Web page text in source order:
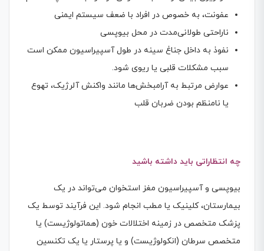
عفونت، به خصوص در افراد با ضعف سیستم ایمنی
ناراحتی طولانی‌مدت در محل بیوپسی
نفوذ به داخل جناغ سینه در طول آسپیراسیون ممکن است
سبب مشکلات قلبی یا ریوی شود.
عوارض مرتبط به آرامبخش‌ها مانند واکنش آلرژیک، تهوع
یا نامنظم بودن ضربان قلب
چه انتظاراتی باید داشته باشید
بیوپسی و آسپیراسیون مغز استخوان می‌تواند در یک
بیمارستان، کلینیک یا مطب انجام شود. این فرآیند توسط یک
پزشک متخصص در زمینه اختلالات خون (هماتولوژیست) یا
متخصص سرطان (انکولوژیست) و یا پرستار یا یک تکنسین